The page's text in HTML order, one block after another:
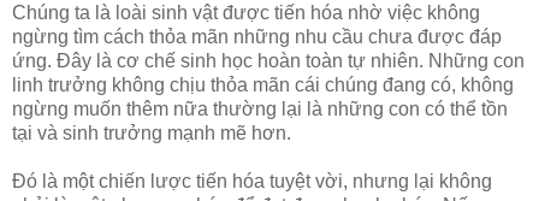
Chúng ta là loài sinh vật được tiến hóa nhờ việc không
ngừng tìm cách thỏa mãn những nhu cầu chưa được đáp
ứng. Đây là cơ chế sinh học hoàn toàn tự nhiên. Những con
linh trưởng không chịu thỏa mãn cái chúng đang có, không
ngừng muốn thêm nữa thường lại là những con có thể tồn
tại và sinh trưởng mạnh mẽ hơn.
Đó là một chiến lược tiến hóa tuyệt vời, nhưng lại không